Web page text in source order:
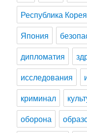
Республика Корея
Япония
дипломатия
исследования
криминал
оборона